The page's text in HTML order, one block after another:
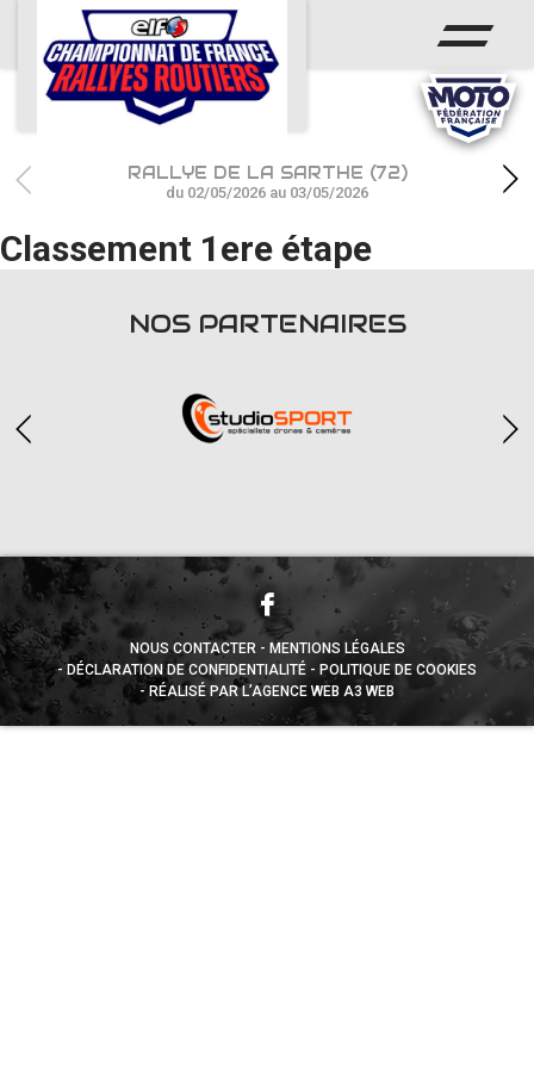
ACCUEIL
ACTUS
CALENDRIER
CHAMPIONNAT
RÉSULTATS
RALLYE DE LA SARTHE (72)
du 02/05/2026 au 03/05/2026
Classement 1ere étape
NOS PARTENAIRES
NOUS CONTACTER
MENTIONS LÉGALES
DÉCLARATION DE CONFIDENTIALITÉ
POLITIQUE DE COOKIES
RÉALISÉ PAR L’AGENCE WEB A3 WEB